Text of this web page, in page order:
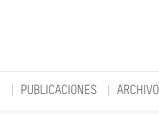
PUBLICACIONES ARCHIVO